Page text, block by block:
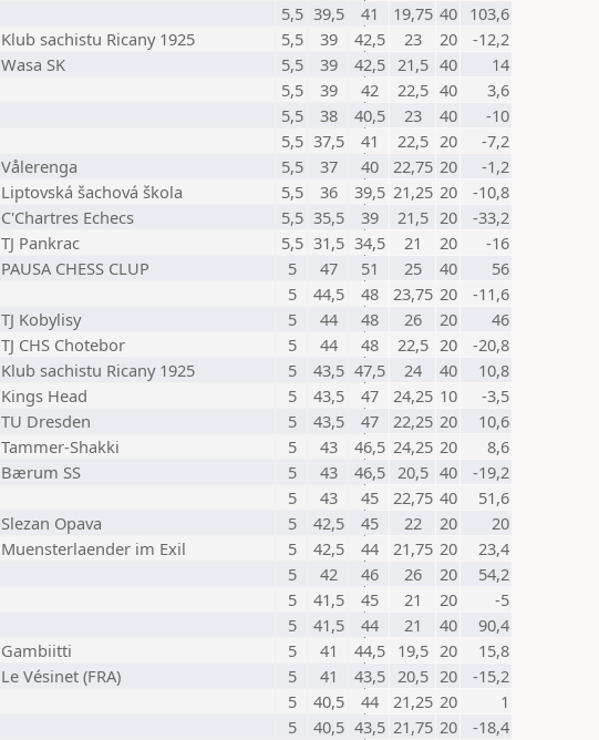
5,5 39,5 41 19,75 40 103,6
Klub sachistu Ricany 1925 5,5 39 42,5 23 20
-12,2
Wasa SK 5,5 39 42,5 21,5 40
14
5,5 39 42 22,5 40
3,6
5,5 38 40,5 23 40
-10
5,5 37,5 41 22,5 20
-7,2
Vålerenga 5,5 37 40 22,75 20
-1,2
Liptovská šachová škola 5,5 36 39,5 21,25 20
-10,8
C'Chartres Echecs 5,5 35,5 39 21,5 20
-33,2
TJ Pankrac 5,5 31,5 34,5 21 20
-16
PAUSA CHESS CLUP 5 47 51 25 40
56
5 44,5 48 23,75 20
-11,6
TJ Kobylisy 5 44 48 26 20
46
TJ CHS Chotebor 5 44 48 22,5 20
-20,8
Klub sachistu Ricany 1925 5 43,5 47,5 24 40
10,8
Kings Head 5 43,5 47 24,25 10
-3,5
TU Dresden 5 43,5 47 22,25 20
10,6
Tammer-Shakki 5 43 46,5 24,25 20
8,6
Bærum SS 5 43 46,5 20,5 40
-19,2
5 43 45 22,75 40
51,6
Slezan Opava 5 42,5 45 22 20
20
Muensterlaender im Exil 5 42,5 44 21,75 20
23,4
5 42 46 26 20
54,2
5 41,5 45 21 20
-5
5 41,5 44 21 40
90,4
Gambiitti 5 41 44,5 19,5 20
15,8
Le Vésinet (FRA) 5 41 43,5 20,5 20
-15,2
5 40,5 44 21,25 20
1
5 40,5 43,5 21,75 20
-18,4